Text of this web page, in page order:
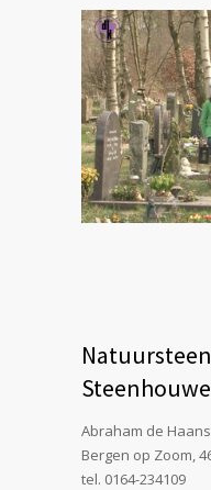
Abraham de
Bergen op Zoom,
tel. 0164-234109